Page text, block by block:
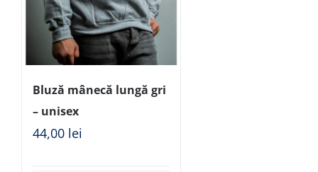
Bluză mânecă lungă gri
– unisex
44,00 lei